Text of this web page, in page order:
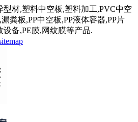
型材,塑料中空板,塑料加工,PVC中空
粪板,PP中空板,PP液体容器,PP片
设备,PE膜,网纹膜等产品.